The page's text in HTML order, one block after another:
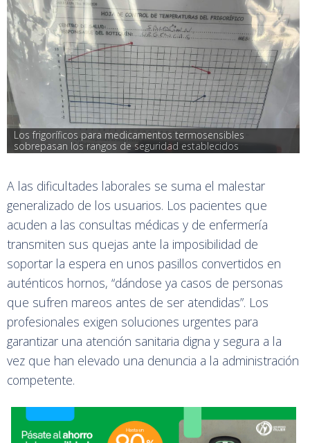
Los frigoríficos para medicamentos termosensibles
sobrepasan los rangos de seguridad establecidos
A las dificultades laborales se suma el malestar
generalizado de los usuarios. Los pacientes que
acuden a las consultas médicas y de enfermería
transmiten sus quejas ante la imposibilidad de
soportar la espera en unos pasillos convertidos en
auténticos hornos, “dándose ya casos de personas
que sufren mareos antes de ser atendidas”. Los
profesionales exigen soluciones urgentes para
garantizar una atención sanitaria digna y segura a la
vez que han elevado una denuncia a la administración
competente.